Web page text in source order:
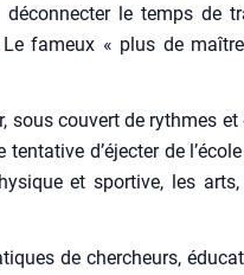
le temps de
fameux « plus de
sous cou­vert de rythmes et
d’éjecter de
et spor­tive, les
de cher­cheurs,